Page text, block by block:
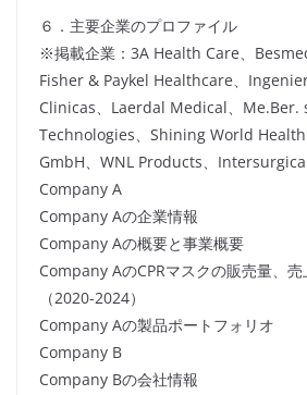
６．主要企業のプロファイル
※掲載企業：3A Health Care、
Fisher & Paykel Healthcare、
Clinicas、Laerdal Medical、Me.Ber.
Technologies、Shining World
GmbH、WNL Products、
Company A
Company Aの企業情報
Company Aの概要と事業概要
Company AのCPRマスクの販売量、
（2020-2024）
Company Aの製品ポートフォリオ
Company B
Company Bの会社情報